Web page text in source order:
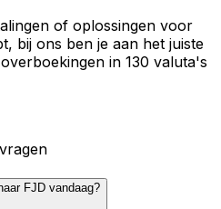
of oplossingen voor
bij ons ben je aan het juiste
in 130 valuta's
FJD vandaag?